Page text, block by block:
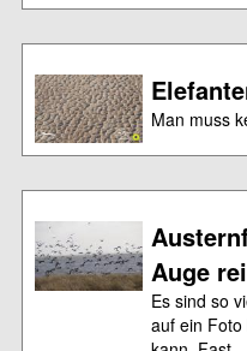
Man muss
Auge
Es sind so
auf ein